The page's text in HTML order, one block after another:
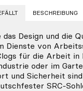
BESCHREIBUNG
das Design und die
Dienste von
für die Arbeit in
oder im
und Sicherheit
SRC-